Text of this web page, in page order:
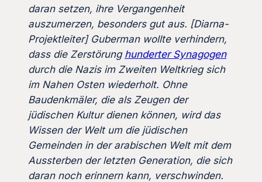
daran setzen, ihre Vergangenheit
auszumerzen, besonders gut aus. [Diarna-
Projektleiter] Guberman wollte verhindern,
dass die Zerstörung hunderter Synagogen
durch die Nazis im Zweiten Weltkrieg sich
im Nahen Osten wiederholt. Ohne
Baudenkmäler, die als Zeugen der
jüdischen Kultur dienen können, wird das
Wissen der Welt um die jüdischen
Gemeinden in der arabischen Welt mit dem
Aussterben der letzten Generation, die sich
daran noch erinnern kann, verschwinden.